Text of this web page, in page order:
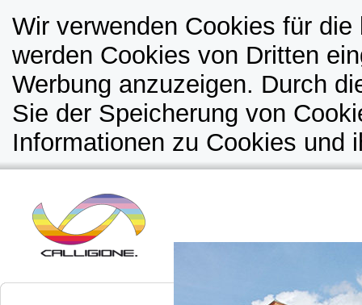
Wir verwenden Cookies für
werden Cookies von Dritten
Werbung anzuzeigen. Durch
Sie der Speicherung von
Informationen zu Cookies